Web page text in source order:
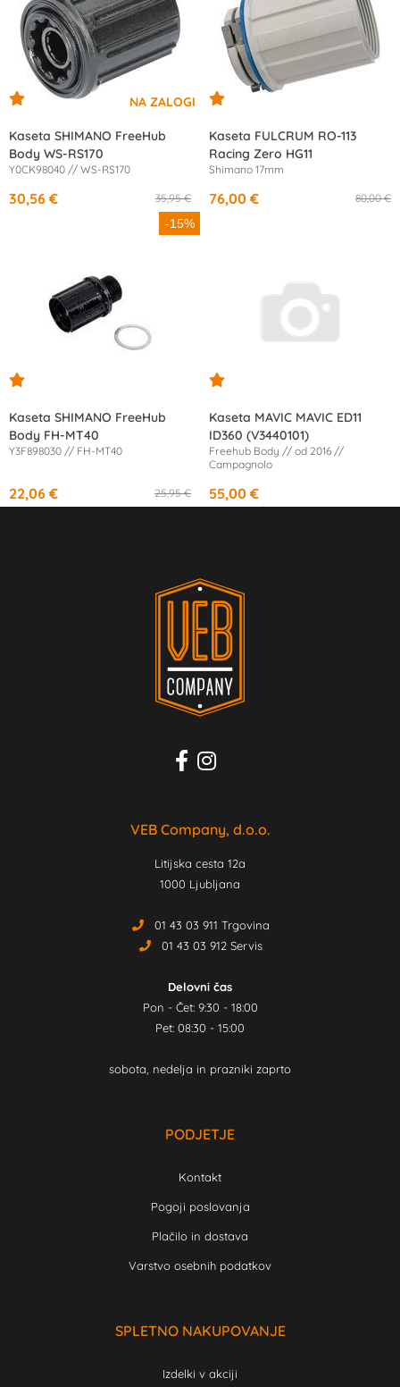
Kaseta SHIMANO FreeHub
Body WS-RS170
Y0CK98040 // WS-RS170
35,95 €
30,56 €
Kaseta FULCRUM RO-113
Racing Zero HG11
Shimano 17mm
80,00 €
76,00 €
/mesec
-15%
Kaseta SHIMANO FreeHub
Body FH-MT40
Y3F898030 // FH-MT40
25,95 €
22,06 €
Kaseta MAVIC MAVIC ED11
ID360 (V3440101)
Freehub Body // od 2016 //
Campagnolo
55,00 €
od10,13 €/mesec
VEB Company, d.o.o.
Litijska cesta 12a
1000 Ljubljana
01 43 03 911 Trgovina
01 43 03 912 Servis
Delovni čas
Pon - Čet: 9:30 - 18:00
Pet: 08:30 - 15:00
sobota, nedelja in prazniki zaprto
PODJETJE
Kontakt
Pogoji poslovanja
Plačilo in dostava
Varstvo osebnih podatkov
SPLETNO NAKUPOVANJE
Izdelki v akciji